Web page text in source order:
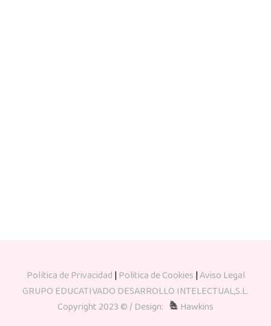
Política de Privacidad | Politica de Cookies |Aviso Legal
GRUPO EDUCATIVADO DESARROLLO INTELECTUAL,S.L.
Copyright 2023 © / Design:
Hawkins